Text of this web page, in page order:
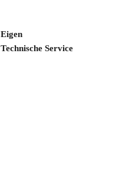
Eigen
Technische Service